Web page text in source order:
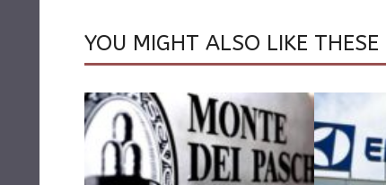
YOU MIGHT ALSO LIKE THESE